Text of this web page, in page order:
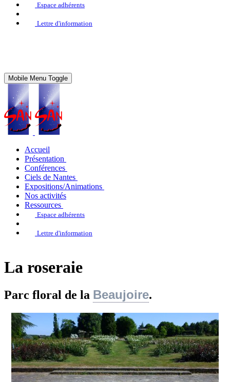
Espace adhérents
Lettre d'information
Mobile Menu Toggle
Accueil
Présentation
Conférences
Ciels de Nantes
Expositions/Animations
Nos activités
Ressources
Espace adhérents
Lettre d'information
La roseraie
Parc floral de la Beaujoire.